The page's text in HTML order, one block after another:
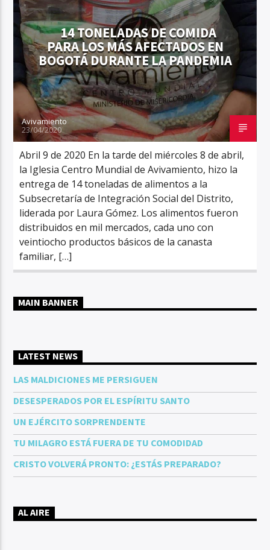
Aviva2 Américas
14 TONELADAS DE COMIDA
PARA LOS MÁS AFECTADOS EN
BOGOTÁ DURANTE LA PANDEMIA
Avivamiento
23/04/2020
Abril 9 de 2020 En la tarde del miércoles 8 de abril,
la Iglesia Centro Mundial de Avivamiento, hizo la
entrega de 14 toneladas de alimentos a la
Subsecretaría de Integración Social del Distrito,
liderada por Laura Gómez. Los alimentos fueron
distribuidos en mil mercados, cada uno con
veintiocho productos básicos de la canasta
familiar, […]
MAIN BANNER
LATEST NEWS
LAS MALDICIONES ME PERSIGUEN
DESESPERADOS POR EL ESPÍRITU SANTO
UN EJÉRCITO SORPRENDENTE
TU MILAGRO ESTÁ FUERA DE TU COMODIDAD
CRISTO VOLVERÁ PRONTO: ¿ESTÁS PREPARADO?
AL AIRE